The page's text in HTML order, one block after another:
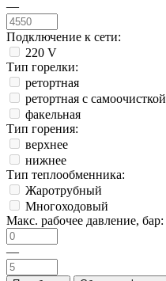
—
Подключение к сети:
220 V
Тип горелки:
ретортная
ретортная с самоочисткой
факельная
Тип горения:
верхнее
нижнее
Тип теплообменника:
Жаротрубный
Многоходовый
Макс. рабочее давление, бар:
—